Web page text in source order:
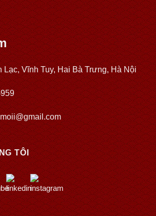
Lạc, Vĩnh Tuy, Hai Bà Trưng, Hà Nội
TÔI